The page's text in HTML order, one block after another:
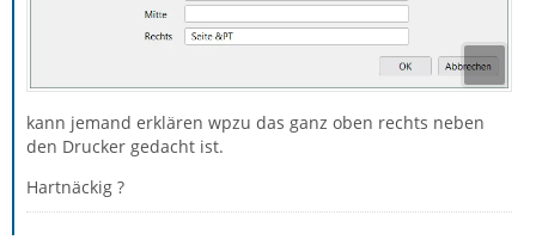
kann jemand erklären wpzu das ganz oben rechts neben
den Drucker gedacht ist.
Hartnäckig ?